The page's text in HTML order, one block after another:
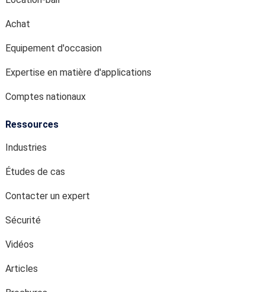
Achat
Equipement d'occasion
Expertise en matière d'applications
Comptes nationaux
Ressources
Industries
Études de cas
Contacter un expert
Sécurité
Vidéos
Articles